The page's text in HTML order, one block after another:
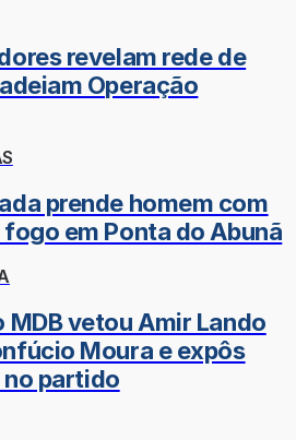
revelam rede de
Operação
prende homem com
em Ponta do Abunã
MDB vetou Amir Lando
Moura e expôs
partido